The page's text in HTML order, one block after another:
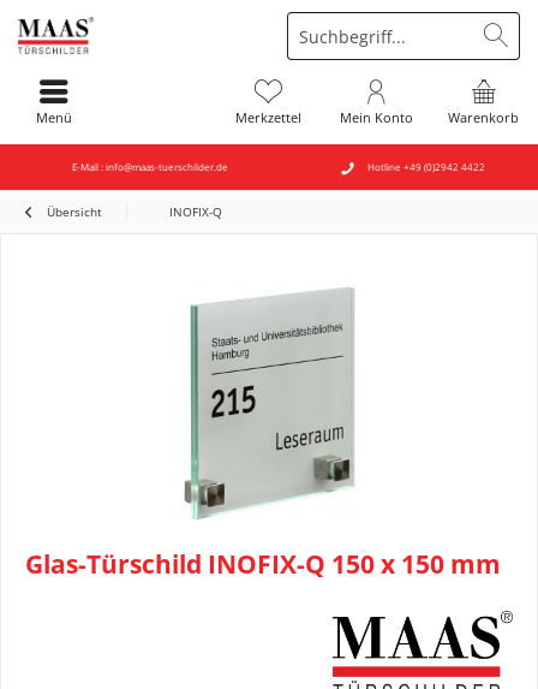
E-Mail : info@maas-tuerschilder.de Hotline +49 (0)2942 4422
Warenkorb
Merkzettel Mein Konto
Menü
Übersicht INOFIX-Q
Glas-Türschild INOFIX-Q 150 x 150 mm